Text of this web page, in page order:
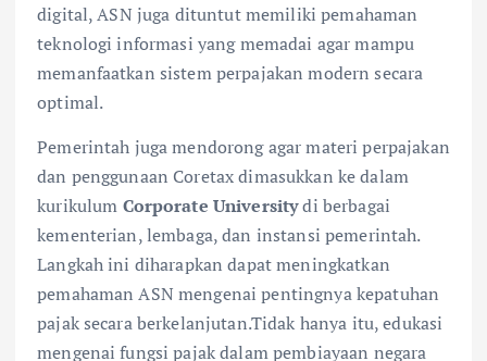
digital, ASN juga dituntut memiliki pemahaman
teknologi informasi yang memadai agar mampu
memanfaatkan sistem perpajakan modern secara
optimal.
Pemerintah juga mendorong agar materi perpajakan
dan penggunaan Coretax dimasukkan ke dalam
kurikulum Corporate Universitydi berbagai
kementerian, lembaga, dan instansi pemerintah.
Langkah ini diharapkan dapat meningkatkan
pemahaman ASN mengenai pentingnya kepatuhan
pajak secara berkelanjutan.Tidak hanya itu, edukasi
mengenai fungsi pajak dalam pembiayaan negara